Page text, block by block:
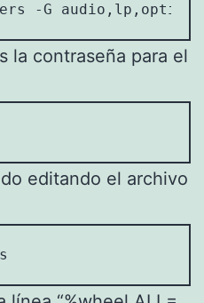
-G
la contraseña para el
editando el archivo